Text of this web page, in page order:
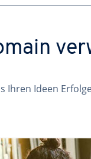
Ihren Ideen